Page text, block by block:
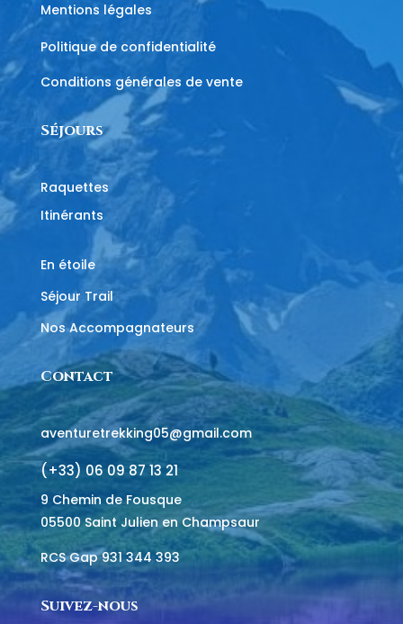
Mentions légales
Politique de confidentialité
Conditions générales de vente
Séjours
Raquettes
Itinérants
En étoile
Séjour Trail
Nos Accompagnateurs
Contact
aventuretrekking05@gmail.com
(+33) 06 09 87 13 21
9 Chemin de Fousque
05500 Saint Julien en Champsaur
RCS Gap 931 344 393
Suivez-nous